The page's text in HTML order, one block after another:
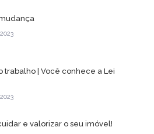
trabalho | Você conhece a Lei
e valorizar o seu imóvel!